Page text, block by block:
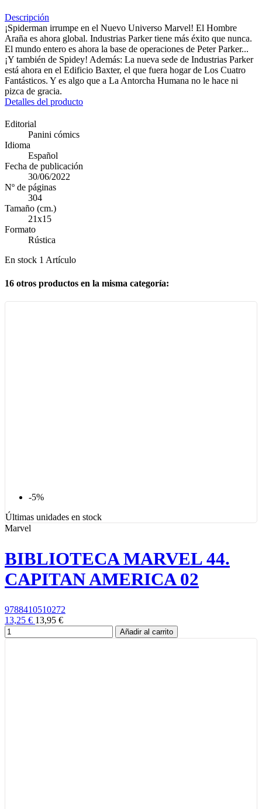
Descripción
¡Spiderman irrumpe en el Nuevo Universo Marvel! El Hombre
Araña es ahora global. Industrias Parker tiene más éxito que nunca.
El mundo entero es ahora la base de operaciones de Peter Parker...
¡Y también de Spidey! Además: La nueva sede de Industrias Parker
está ahora en el Edificio Baxter, el que fuera hogar de Los Cuatro
Fantásticos. Y es algo que a La Antorcha Humana no le hace ni
pizca de gracia.
Detalles del producto
Editorial
Panini cómics
Idioma
Español
Fecha de publicación
30/06/2022
Nº de páginas
304
Tamaño (cm.)
21x15
Formato
Rústica
En stock 1 Artículo
16 otros productos en la misma categoría:
-5%
Últimas unidades en stock
Marvel
BIBLIOTECA MARVEL 44.
CAPITAN AMERICA 02
9788410510272
13,25 € 13,95 €
Añadir al carrito